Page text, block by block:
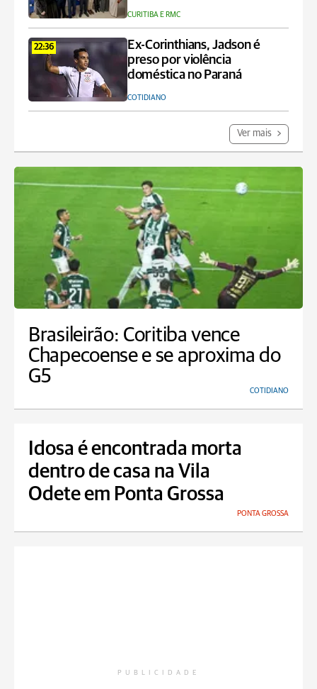
CURITIBA E RMC
22:36
Ex-Corinthians, Jadson é
preso por violência
doméstica no Paraná
COTIDIANO
Ver mais
Brasileirão: Coritiba vence
Chapecoense e se aproxima do
G5
COTIDIANO
Idosa é encontrada morta
dentro de casa na Vila
Odete em Ponta Grossa
PONTA GROSSA
PUBLICIDADE